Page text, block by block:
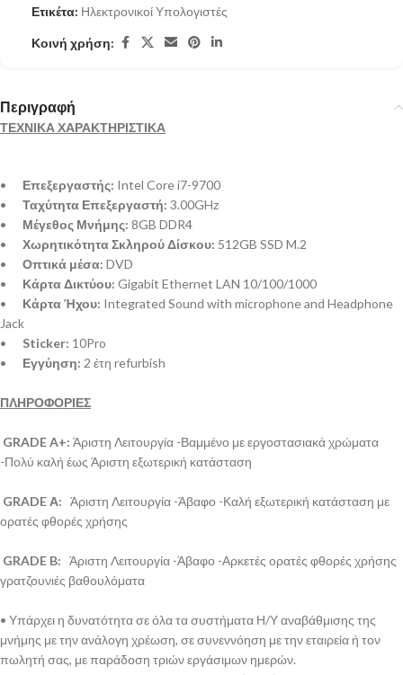
Ετικέτα: Ηλεκτρονικοί Υπολογιστές
Κοινή χρήση:
Περιγραφή
ΤΕΧΝΙΚΑ ΧΑΡΑΚΤΗΡΙΣΤΙΚΑ
• Επεξεργαστής: Intel Core i7-9700
• Ταχύτητα Επεξεργαστή: 3.00GHz
• Μέγεθος Μνήμης: 8GB DDR4
• Χωρητικότητα Σκληρού Δίσκου: 512GB SSD M.2
• Οπτικά μέσα: DVD
• Κάρτα Δικτύου: Gigabit Ethernet LAN 10/100/1000
• Κάρτα Ήχου: Integrated Sound with microphone and Headphone
Jack
• Sticker: 10Pro
• Εγγύηση: 2 έτη refurbish
ΠΛΗΡΟΦΟΡΙΕΣ
GRADE A+: Άριστη Λειτουργία -Βαμμένο με εργοστασιακά χρώματα
-Πολύ καλή έως Άριστη εξωτερική κατάσταση
GRADE Α: Άριστη Λειτουργία -Άβαφο -Καλή εξωτερική κατάσταση με
ορατές φθορές χρήσης
GRADE B: Άριστη Λειτουργία -Άβαφο -Αρκετές ορατές φθορές χρήσης
γρατζουνιές βαθουλόματα
• Υπάρχει η δυνατότητα σε όλα τα συστήματα Η/Υ αναβάθμισης της
μνήμης με την ανάλογη χρέωση, σε συνεννόηση με την εταιρεία ή τον
πωλητή σας, με παράδοση τριών εργάσιμων ημερών.